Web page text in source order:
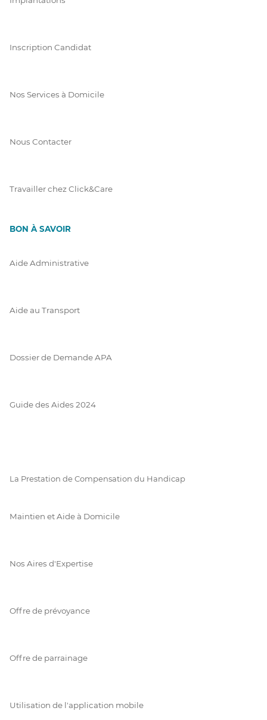
Inscription Candidat
Nos Services à Domicile
Nous Contacter
Travailler chez Click&Care
BON À SAVOIR
Aide Administrative
Aide au Transport
Dossier de Demande APA
Guide des Aides 2024
La Prestation de Compensation du Handicap
Maintien et Aide à Domicile
Nos Aires d'Expertise
Offre de prévoyance
Offre de parrainage
Utilisation de l'application mobile